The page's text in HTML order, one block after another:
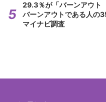
29.3％が「バーンアウト
バーンアウトである人の
マイナビ調査